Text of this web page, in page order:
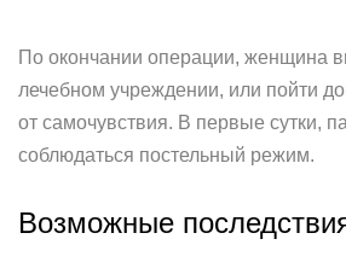
По окончании операции, женщина
лечебном учреждении, или пойти
от самочувствия. В первые сутки,
соблюдаться постельный режим.
Возможные